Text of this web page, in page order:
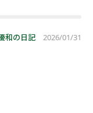
和の日記 2026/01/31